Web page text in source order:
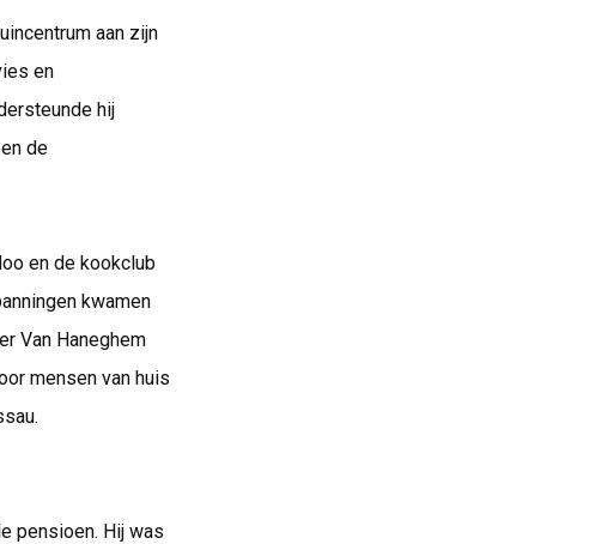
aan zijn
en
hij
de
en de kookclub
kwamen
Van Haneghem
mensen van huis
pensioen. Hij was